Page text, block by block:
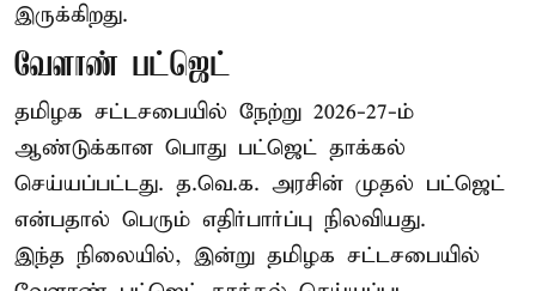
இருக்கிறது.
வேளாண் பட்ஜெட்
தமிழக சட்டசபையில் நேற்று 2026-27-ம்
ஆண்டுக்கான பொது பட்ஜெட் தாக்கல்
செய்யப்பட்டது. த.வெ.க. அரசின் முதல் பட்ஜெட்
என்பதால் பெரும் எதிர்பார்ப்பு நிலவியது.
இந்த நிலையில், இன்று தமிழக சட்டசபையில்